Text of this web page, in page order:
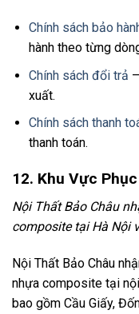
Chính sách bảo
hành theo từng
Chính sách đổi trả
xuất.
Chính sách thanh
thanh toán.
12. Khu Vực
Nội Thất Bảo Châu
composite tại Hà Nội
Nội Thất Bảo Châu
nhựa composite tại
bao gồm Cầu Giấy,